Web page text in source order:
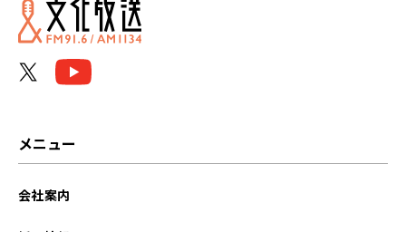
2023年12月
メニュー
会社案内